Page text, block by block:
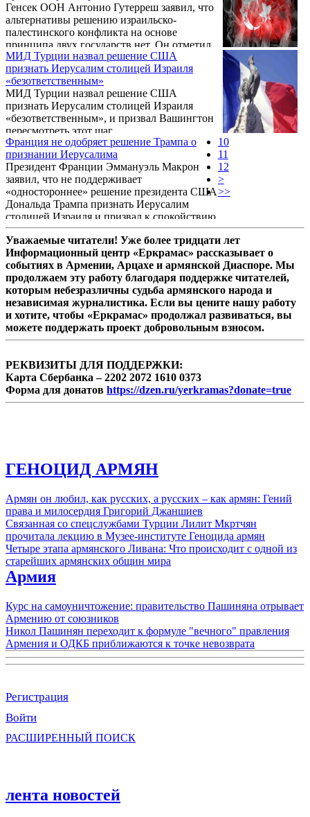
служба МИД РА.
Генсек ООН Антонио Гутерреш заявил, что
альтернативы решению израильско-
палестинского конфликта на основе
принципа двух государств нет. Он отметил,
что окончательный статус Иерусалима
должен быть путем прямых переговоров,
передает Reuters.
МИД Турции назвал решение США
признать Иерусалим столицей Израиля
«безответственным»
МИД Турции назвал решение США
признать Иерусалим столицей Израиля
«безответственным», и призвал Вашингтон
пересмотреть этот шаг.
Франция не одобряет решение Трампа о
признании Иерусалима
Президент Франции Эммануэль Макрон
заявил, что не поддерживает
«одностороннее» решение президента США
Дональда Трампа признать Иерусалим
столицей Израиля и призвал к спокойствию
во всем регионе, передает Reuters.
10
11
12
>
>>
Уважаемые читатели! Уже более тридцати лет
Информационный центр «Еркрамас» рассказывает о
событиях в Армении, Арцахе и армянской Диаспоре. Мы
продолжаем эту работу благодаря поддержке читателей,
которым небезразличны судьба армянского народа и
независимая журналистика. Если вы цените нашу работу
и хотите, чтобы «Еркрамас» продолжал развиваться, вы
можете поддержать проект добровольным взносом.
РЕКВИЗИТЫ ДЛЯ ПОДДЕРЖКИ:
Карта Сбербанка – 2202 2072 1610 0373
Форма для донатов https://dzen.ru/yerkramas?donate=true
ГЕНОЦИД АРМЯН
Армян он любил, как русских, а русских – как армян: Гений
права и милосердия Григорий Джаншиев
Связанная со спецслужбами Турции Лилит Мкртчян
прочитала лекцию в Музее-институте Геноцида армян
Четыре этапа армянского Ливана: Что происходит с одной из
старейших армянских общин мира
Армия
Курс на самоуничтожение: правительство Пашиняна отрывает
Армению от союзников
Никол Пашинян переходит к формуле "вечного" правления
Армения и ОДКБ приближаются к точке невозврата
Регистрация
Войти
РАСШИРЕННЫЙ ПОИСК
лента новостей